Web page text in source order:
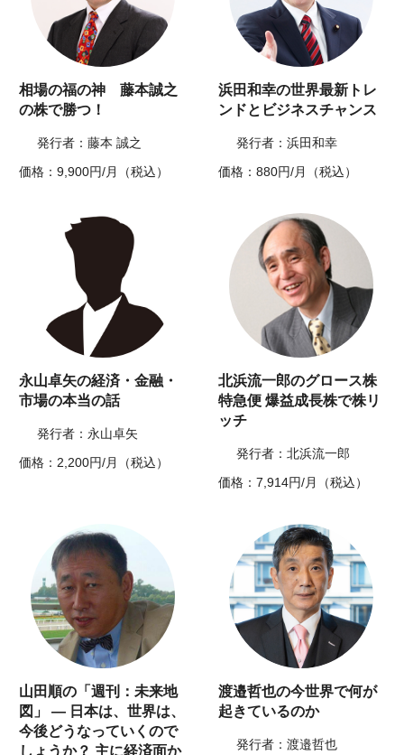
相場の福の神 藤本誠之
の株で勝つ！
発行者：藤本 誠之
価格：9,900円/月（税込）
浜田和幸の世界最新トレ
ンドとビジネスチャンス
発行者：浜田和幸
価格：880円/月（税込）
永山卓矢の経済・金融・
市場の本当の話
発行者：永山卓矢
価格：2,200円/月（税込）
北浜流一郎のグロース株
特急便 爆益成長株で株リ
ッチ
発行者：北浜流一郎
価格：7,914円/月（税込）
山田順の「週刊：未来地
図」 ― 日本は、世界は、
今後どうなっていくので
しょうか？ 主に経済面か
渡邉哲也の今世界で何が
起きているのか
発行者：渡邉哲也